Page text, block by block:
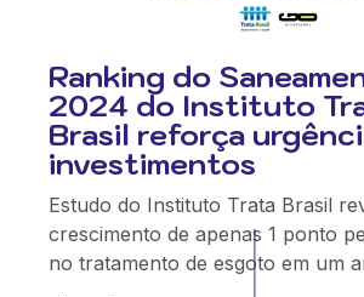
Ranking do
2024 do Instituto
Brasil reforça
investimentos
Estudo do Instituto Trata Brasil
crescimento de apenas 1 ponto
no tratamento de esgoto em um